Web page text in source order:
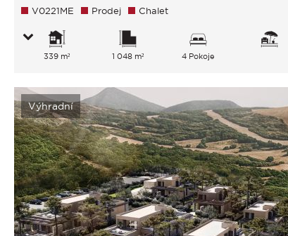
V0221ME Prodej Chalet
339 m² 1 048 m² 4 Pokoje
Výhradní